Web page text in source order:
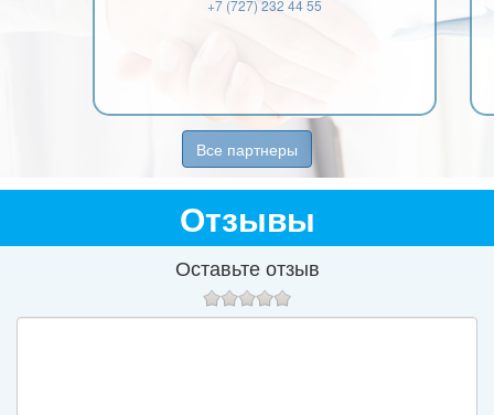
+7 (727) 232 44 55
Все партнеры
Отзывы
Оставьте отзыв